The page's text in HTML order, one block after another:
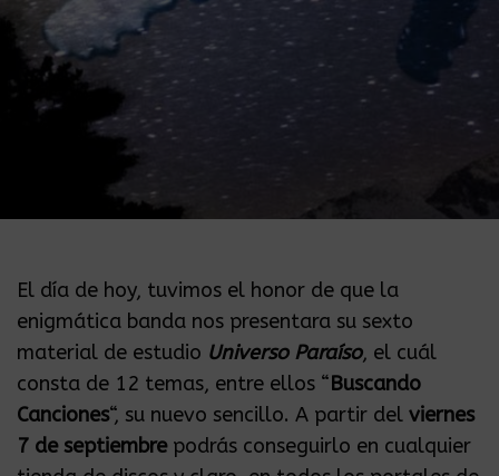
El día de hoy, tuvimos el honor de que la
enigmática banda nos presentara su sexto
material de estudio Universo Paraíso, el cuál
consta de 12 temas, entre ellos “Buscando
Canciones“, su nuevo sencillo. A partir delviernes
7 de septiembrepodrás conseguirlo en cualquier